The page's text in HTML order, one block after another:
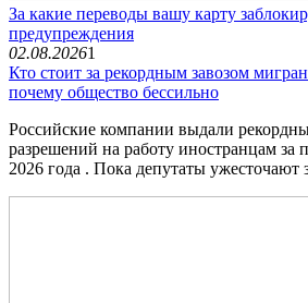
За какие переводы вашу карту
предупреждения
02.08.20261
Кто стоит за рекордным завозом
почему общество бессильно
Российские компании выдали
разрешений на работу иностранцам за
2026 года . Пока депутаты ужесточают